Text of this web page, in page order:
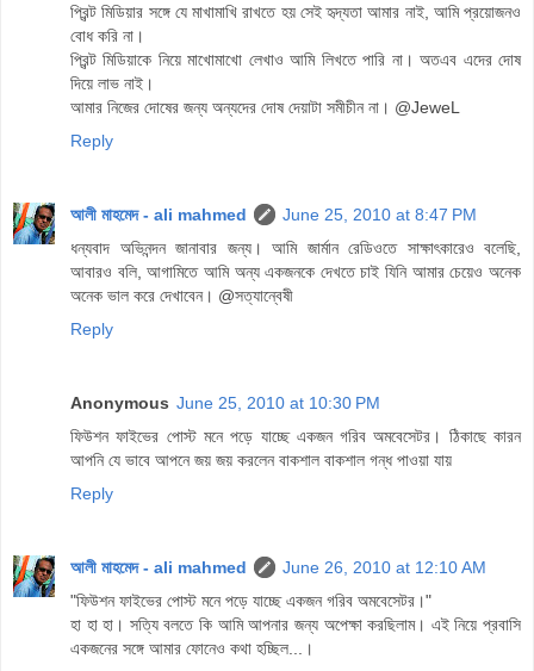
প্রিন্ট মিডিয়ার সঙ্গে যে মাখামাখি রাখতে হয় সেই হৃদ্যতা আমার নাই, আমি প্রয়োজনও
বোধ করি না।
প্রিন্ট মিডিয়াকে নিয়ে মাখোমাখো লেখাও আমি লিখতে পারি না। অতএব এদের দোষ
দিয়ে লাভ নাই।
আমার নিজের দোষের জন্য অন্যদের দোষ দেয়াটা সমীচীন না। @JeweL
Reply
আলী মাহমেদ - ali mahmed
June 25, 2010 at 8:47 PM
ধন্যবাদ অভিনন্দন জানাবার জন্য। আমি জার্মান রেডিওতে সাক্ষাৎকারেও বলেছি,
আবারও বলি, আগামিতে আমি অন্য একজনকে দেখতে চাই যিনি আমার চেয়েও অনেক
অনেক ভাল করে দেখাবেন। @সত্যান্বেষী
Reply
Anonymous June 25, 2010 at 10:30 PM
ফিউশন ফাইভের পোস্ট মনে পড়ে যাচ্ছে একজন গরিব অমবেসেটর। ঠিকাছে কারন
আপনি যে ভাবে আপনে জয় জয় করলেন বাকশাল বাকশাল গন্ধ পাওয়া যায়
Reply
আলী মাহমেদ - ali mahmed
June 26, 2010 at 12:10 AM
"ফিউশন ফাইভের পোস্ট মনে পড়ে যাচ্ছে একজন গরিব অমবেসেটর।"
হা হা হা। সত্যি বলতে কি আমি আপনার জন্য অপেক্ষা করছিলাম। এই নিয়ে প্রবাসি
একজনের সঙ্গে আমার ফোনেও কথা হচ্ছিল...।